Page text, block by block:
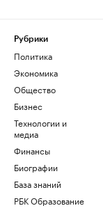
Рубрики
Политика
Экономика
Общество
Бизнес
Технологии и
медиа
Финансы
Биографии
База знаний
РБК Образование